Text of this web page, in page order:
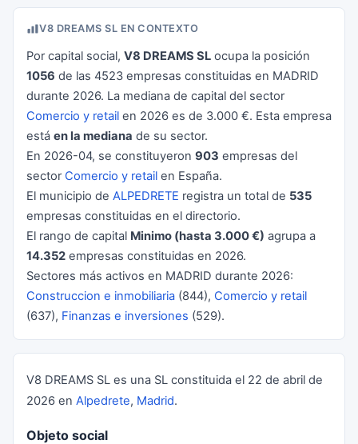
V8 DREAMS SL EN CONTEXTO
Por capital social, V8 DREAMS SL ocupa la posición
1056 de las 4523 empresas constituidas en MADRID
durante 2026. La mediana de capital del sector
Comercio y retail en 2026 es de 3.000 €. Esta empresa
está en la mediana de su sector.
En 2026-04, se constituyeron 903 empresas del
sector Comercio y retail en España.
El municipio de ALPEDRETE registra un total de 535
empresas constituidas en el directorio.
El rango de capital Minimo (hasta 3.000 €) agrupa a
14.352 empresas constituidas en 2026.
Sectores más activos en MADRID durante 2026:
Construccion e inmobiliaria (844), Comercio y retail
(637), Finanzas e inversiones (529).
V8 DREAMS SL es una SL constituida el 22 de abril de
2026 en Alpedrete, Madrid.
Objeto social